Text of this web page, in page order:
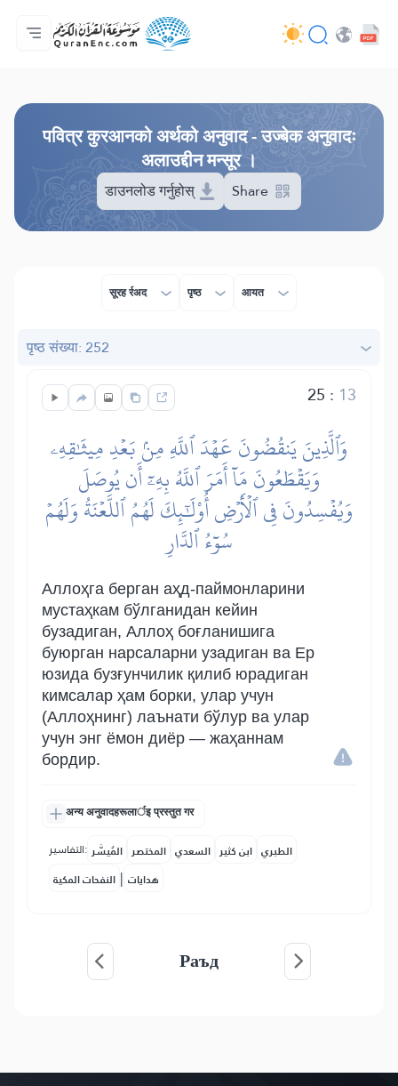
मुख्य
अनुवादहरूको सूची
Audio
विकासकर्ताहरूका सेवाहरू - API
परियोजना बारे
हामीलाई सम्पर्क गर्नुहोस्
भाषा
पवित्र कुरआनको अर्थको अनुवाद - उज्बेक अनुवादः
अलाउद्दीन मन्सूर ।
डाउनलोड गर्नुहोस् Share
सूरह र्रअद पृष्ठ आयत
पृष्ठ संख्या: 252
25 : 13
وَٱلَّذِينَ يَنقُضُونَ عَهۡدَ ٱللَّهِ مِنۢ بَعۡدِ مِيثَٰقِهِۦ
وَيَقۡطَعُونَ مَآ أَمَرَ ٱللَّهُ بِهِۦٓ أَن يُوصَلَ
وَيُفۡسِدُونَ فِي ٱلۡأَرۡضِ أُوْلَٰٓئِكَ لَهُمُ ٱللَّعۡنَةُ وَلَهُمۡ
سُوٓءُ ٱلدَّارِ
Аллоҳга берган аҳд-паймонларини
мустаҳкам бўлганидан кейин
бузадиган, Аллоҳ боғланишига
буюрган нарсаларни узадиган ва Ер
юзида бузғунчилик қилиб юрадиган
кимсалар ҳам борки, улар учун
(Аллоҳнинг) лаънати бўлур ва улар
учун энг ёмон диёр — жаҳаннам
бордир.
अन्य अनुवादहरूलार्इ प्रस्तुत गर
التفاسير: المُيسَّر المختصر السعدي ابن كثير الطبري
النفحات المكية | هدايات
Раъд